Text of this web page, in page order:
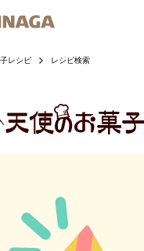
レシピ レシピ検索